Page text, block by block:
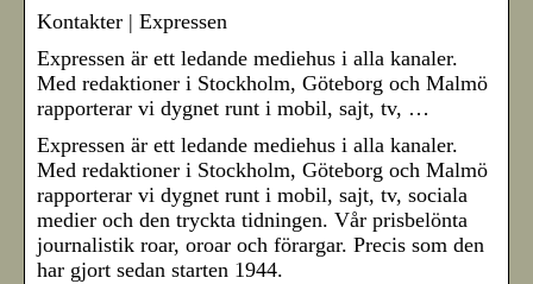
Kontakter | Expressen
Expressen är ett ledande mediehus i alla kanaler.
Med redaktioner i Stockholm, Göteborg och Malmö
rapporterar vi dygnet runt i mobil, sajt, tv, …
Expressen är ett ledande mediehus i alla kanaler.
Med redaktioner i Stockholm, Göteborg och Malmö
rapporterar vi dygnet runt i mobil, sajt, tv, sociala
medier och den tryckta tidningen. Vår prisbelönta
journalistik roar, oroar och förargar. Precis som den
har gjort sedan starten 1944.